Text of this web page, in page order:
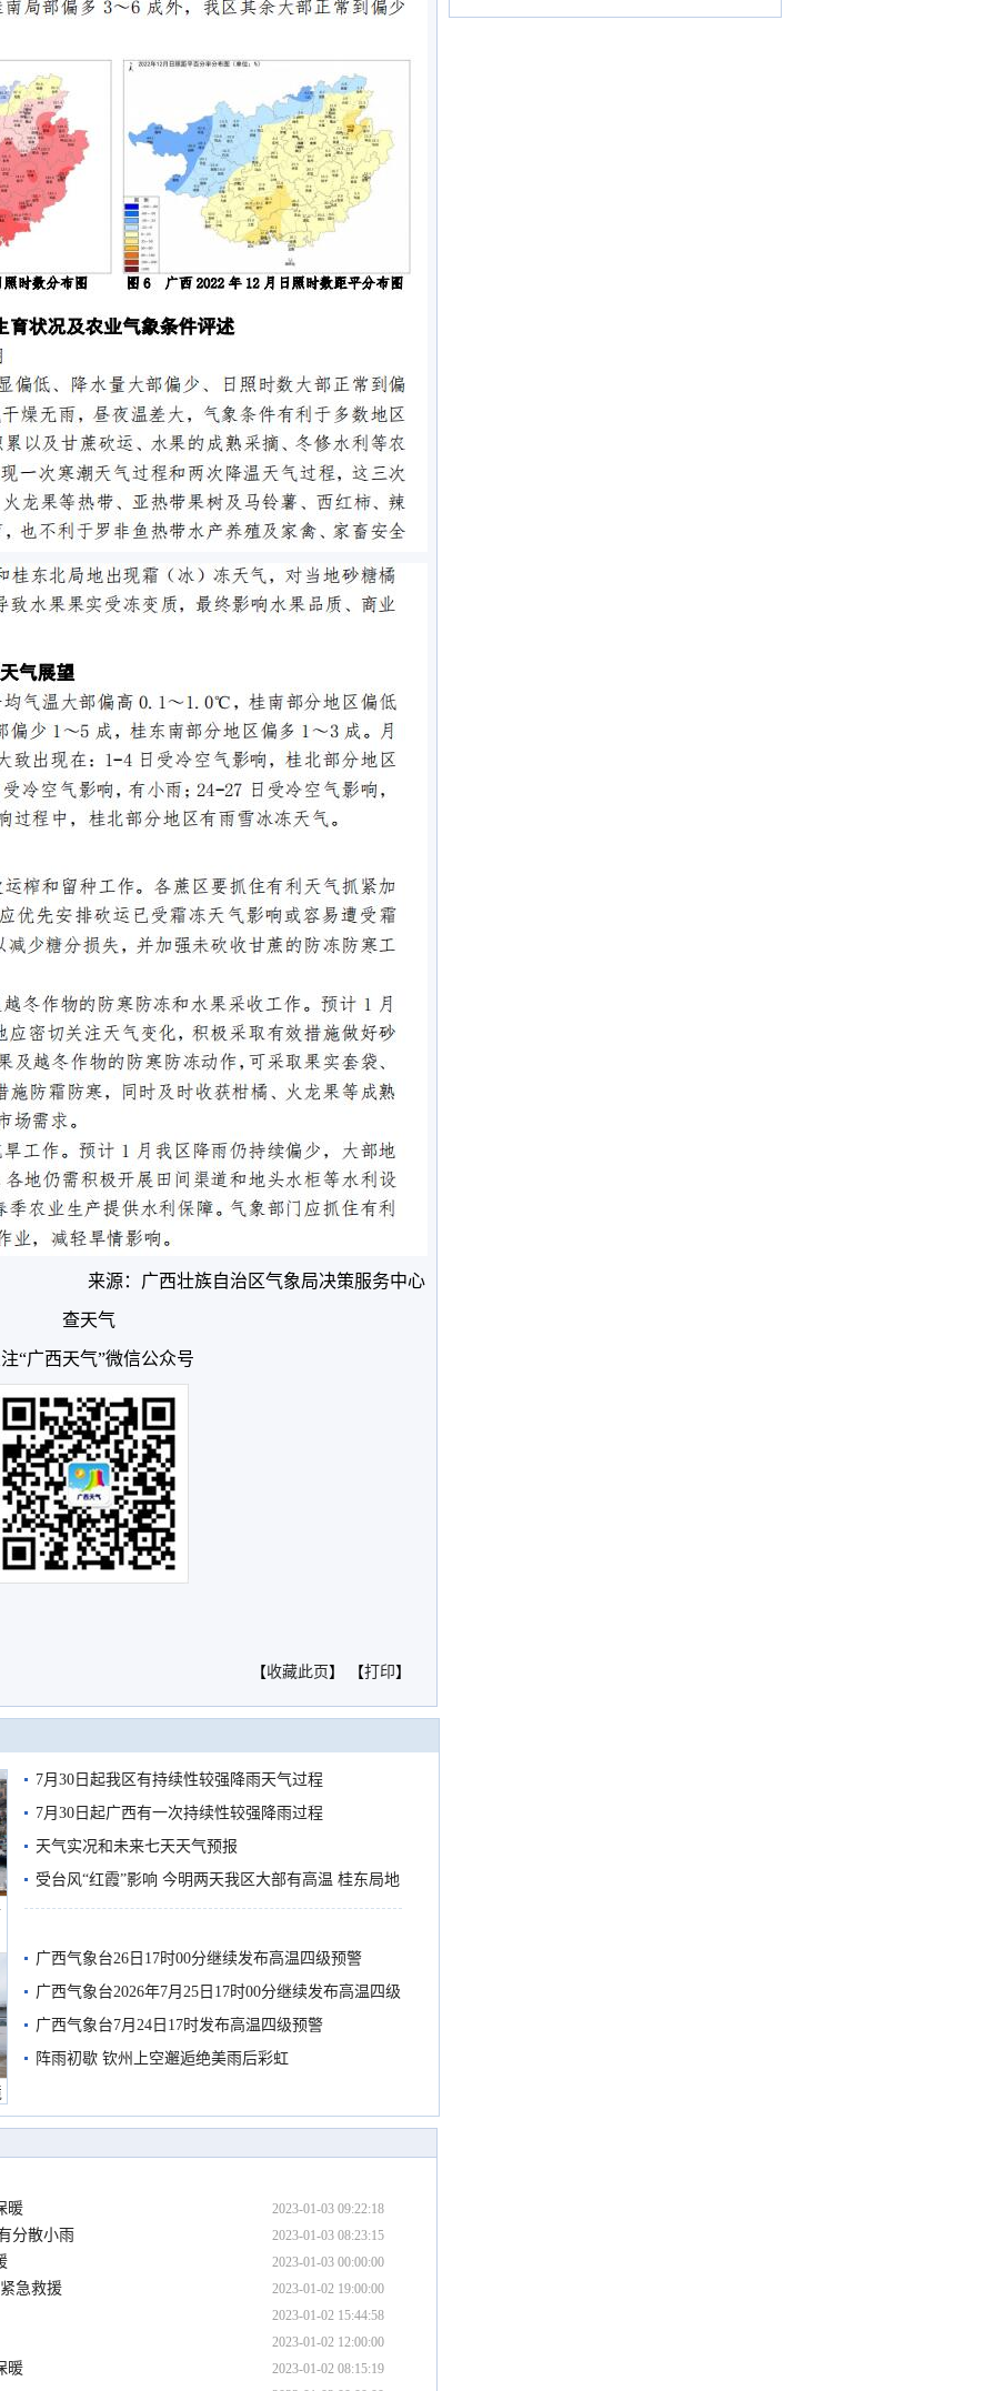
来源：广西壮族自治区气象局决策服务中心
查天气
“广西天气”微信公众号
【收藏此页 】 【打印】
7月30日起我区有持续性较强降雨天气过程
7月30日起广西有一次持续性较强降雨过程
天气实况和未来七天天气预报
受台风“红霞”影响 今明两天我区大部有高温 桂东局地
有较强降雨
广西气象台26日17时00分继续发布高温四级预警
广西气象台2026年7月25日17时00分继续发布高温四级
预警
广西气象台7月24日17时发布高温四级预警
阵雨初歇 钦州上空邂逅绝美雨后彩虹
2023-01-03 09:22:18
暖
2023-01-03 08:23:15
分散小雨
2023-01-03 00:00:00
2023-01-02 19:00:00
急救援
2023-01-02 15:44:58
2023-01-02 12:00:00
2023-01-02 08:15:19
暖